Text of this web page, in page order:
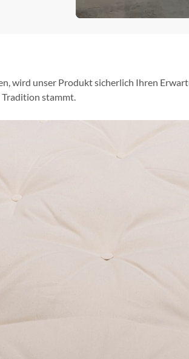
wird unser Produkt sicherlich Ihren
Tradition stammt.